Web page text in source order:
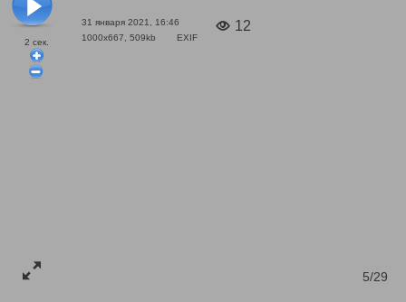
2 сек.
31 января 2021, 16:46
1000x667, 509kb
EXIF
12
5/29